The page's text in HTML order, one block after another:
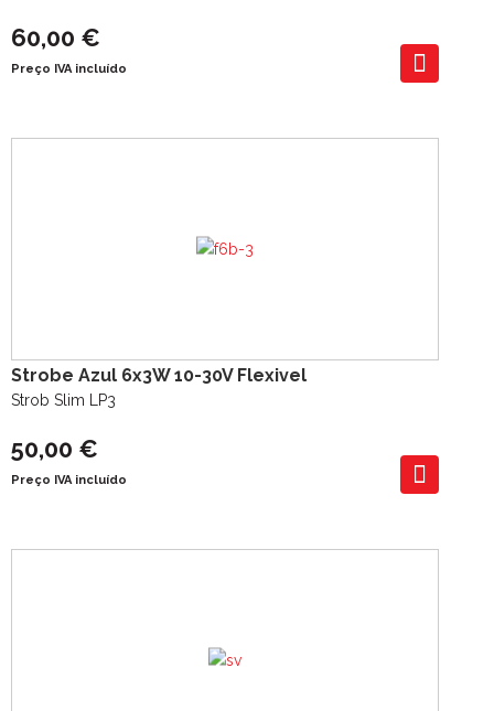
60,00 €
Preço IVA incluído
Strobe Azul 6x3W 10-30V Flexivel
Strob Slim LP3
50,00 €
Preço IVA incluído